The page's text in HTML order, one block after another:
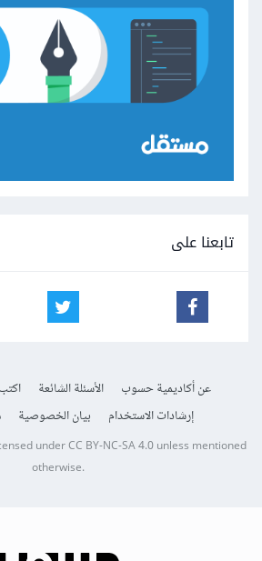
تابعنا على
عن أكاديمية حسوب الأسئلة الشائعة
إرشادات الاستخدام
بيان الخصوصية
underCC BY-NC-SA 4.0unless mentioned
otherwise.